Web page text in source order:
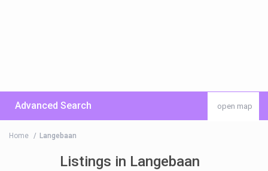
open map
Advanced Search
Home Langebaan
Listings in Langebaan